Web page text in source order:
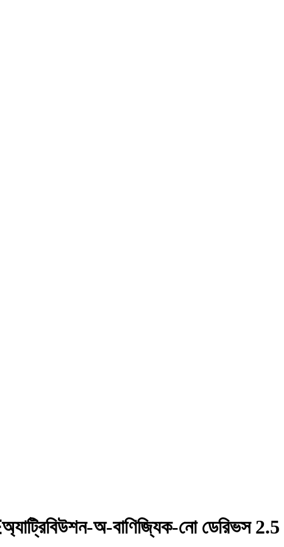
অ্যাট্রিবিউশন-অ-বাণিজ্যিক-নো ডেরিভস